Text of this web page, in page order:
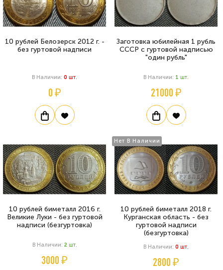
10 рублей Белозерск 2012 г. -
без гуртовой надписи
В Наличии: 0 Шт.
0 ₽
Заготовка юбилейная 1 рубль
СССР с гуртовой надписью
"один рубль"
В Наличии: 1 Шт.
21000 ₽
10 рублей биметалл 2016 г.
Великие Луки - без гуртовой
надписи (безгуртовка)
В Наличии: 2 Шт.
3000 ₽
Нет В Наличии
10 рублей биметалл 2018 г.
Курганская область - без
гуртовой надписи
(безгуртовка)
В Наличии: 0 Шт.
2800 ₽